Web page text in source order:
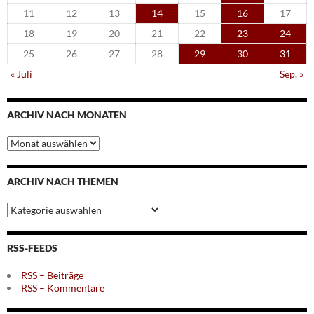
11
12 13 14 15 16
17
18
19 20 21 22 23
24
25
26 27 28 29 30
31
« Juli
Sep. »
ARCHIV NACH MONATEN
Archiv
nach
Monaten
ARCHIV NACH THEMEN
Archiv
nach
Themen
RSS-FEEDS
RSS – Beiträge
RSS – Kommentare